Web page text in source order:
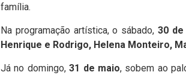
família.
Na programação artística, o sábado,30 de
Henrique e Rodrigo, Helena Monteiro,
Já no domingo,31 de maio, sobem ao